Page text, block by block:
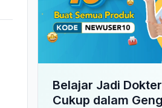
Belajar Jadi
Cukup dalam